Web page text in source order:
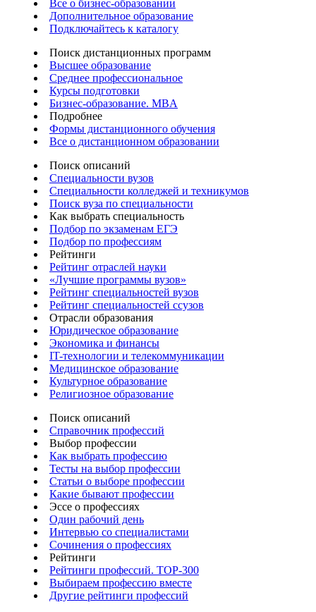
Все о бизнес-образовании
Дополнительное образование
Подключайтесь к каталогу
Поиск дистанционных программ
Высшее образование
Среднее профессиональное
Курсы подготовки
Бизнес-образование. MBA
Подробнее
Формы дистанционного обучения
Все о дистанционном образовании
Поиск описаний
Специальности вузов
Специальности колледжей и техникумов
Поиск вуза по специальности
Как выбрать специальность
Подбор по экзаменам ЕГЭ
Подбор по профессиям
Рейтинги
Рейтинг отраслей науки
«Лучшие программы вузов»
Рейтинг специальностей вузов
Рейтинг специальностей ссузов
Отрасли образования
Юридическое образование
Экономика и финансы
IT-технологии и телекоммуникации
Медицинское образование
Культурное образование
Религиозное образование
Поиск описаний
Справочник профессий
Выбор профессии
Как выбрать профессию
Тесты на выбор профессии
Статьи о выборе профессии
Какие бывают профессии
Эссе о профессиях
Один рабочий день
Интервью со специалистами
Сочинения о профессиях
Рейтинги
Рейтинги профессий. TOP-300
Выбираем профессию вместе
Другие рейтинги профессий